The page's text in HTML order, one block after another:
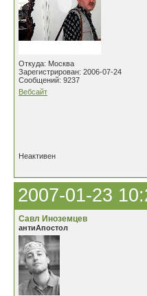
Откуда: Москва
Зарегистрирован: 2006-07-24
Сообщений: 9237
Вебсайт
Неактивен
2007-01-23
Савл Иноземцев
антиАпостол